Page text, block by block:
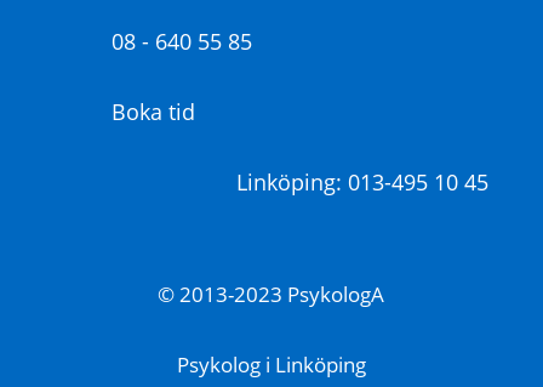
08 - 640 55 85
Boka tid
Linköping: 013-495 10 45
© 2013-2023 PsykologA
Psykolog i Linköping